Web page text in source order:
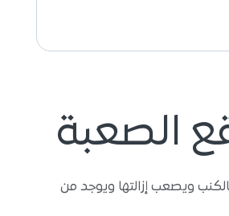
الصعبة
ويصعب إزالتها ويوجد من